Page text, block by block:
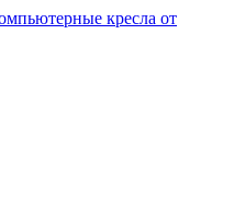
кресла от